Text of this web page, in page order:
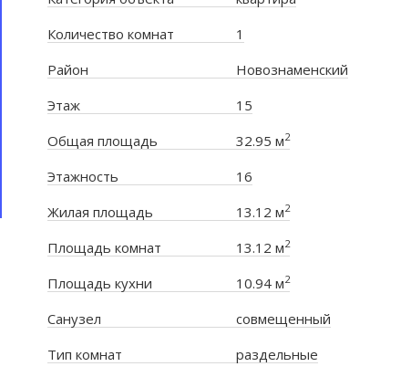
Количество комнат
1
Район
Новознаменский
Этаж
15
Общая площадь
32.95 м2
Этажность
16
Жилая площадь
13.12 м2
Площадь комнат 13.12 м2
Площадь кухни 10.94 м2
Санузел
совмещенный
Тип комнат
раздельные